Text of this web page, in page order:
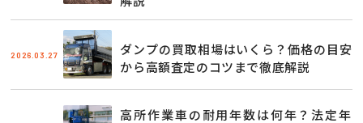
2026.03.27
ダンプの買取相場はいくら？価格の目安
から高額査定のコツまで徹底解説
高所作業車の耐用年数は何年？法定年